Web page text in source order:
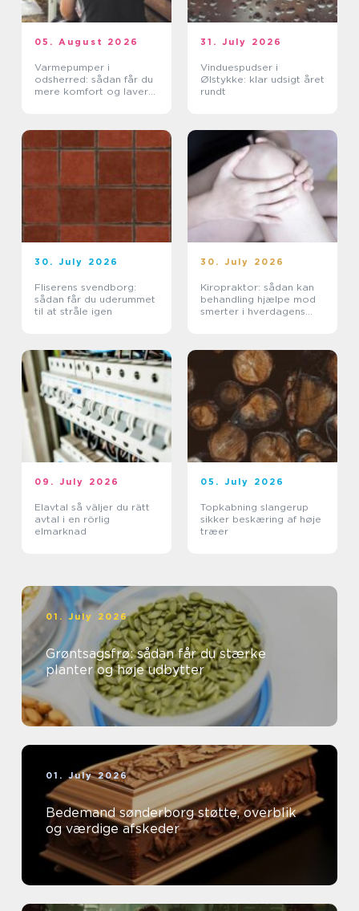
05. August 2026
Varmepumper i
odsherred: sådan får du
mere komfort og lavere
31. July 2026
Vinduespudser i
Ølstykke: klar udsigt året
rundt
30. July 2026
Fliserens svendborg:
sådan får du uderummet
til at stråle igen
30. July 2026
Kiropraktor: sådan kan
behandling hjælpe mod
smerter i hverdagens
09. July 2026
Elavtal så väljer du rätt
avtal i en rörlig
elmarknad
05. July 2026
Topkabning slangerup
sikker beskæring af høje
træer
01. July 2026
Grøntsagsfrø: sådan får du stærke
planter og høje udbytter
01. July 2026
Bedemand sønderborg støtte, overblik
og værdige afskeder